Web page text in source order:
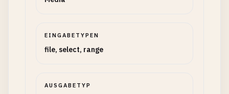
EINGABETYPEN
file, select, range
AUSGABETYP